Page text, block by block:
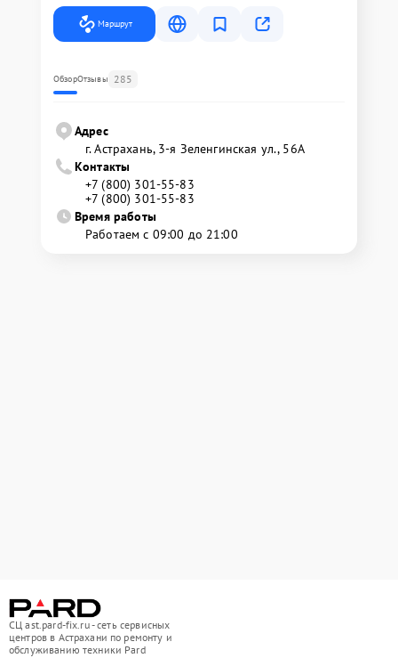
Маршрут
ОбзорОтзывы 285
Адрес
г. Астрахань, 3-я Зеленгинская ул., 56А
Контакты
+7 (800) 301-55-83
+7 (800) 301-55-83
Время работы
Работаем с 09:00 до 21:00
СЦ ast.pard-fix.ru - сеть сервисных
центров в Астрахани по ремонту и
обслуживанию техники Pard